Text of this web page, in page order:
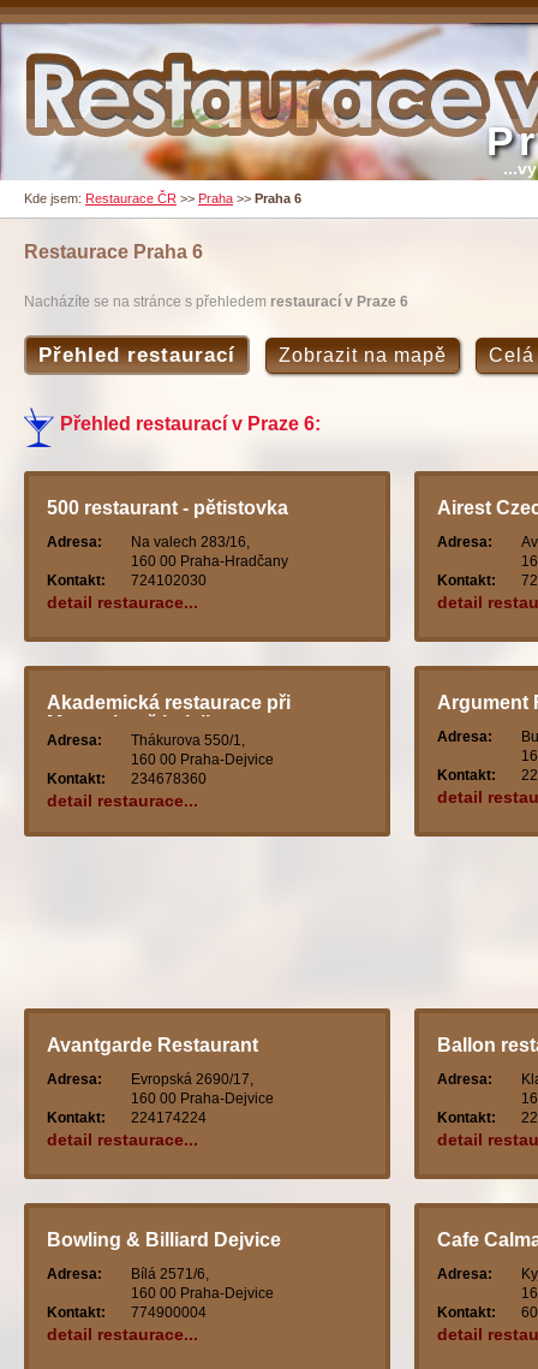
Kde jsem: Restaurace ČR >> Praha >> Praha 6
Restaurace Praha 6
Nacházíte se na stránce s přehledem restaurací v Praze 6
Přehled restaurací Zobrazit na mapě Celá
Přehled restaurací v Praze 6:
500 restaurant - pětistovka
Adresa:
Na valech 283/16,
160 00 Praha-Hradčany
Kontakt:
724102030
detail restaurace...
Airest
Adresa:
Kontakt:
detail
Akademická restaurace při
Masarykově koleji
Adresa:
Thákurova 550/1,
160 00 Praha-Dejvice
Kontakt:
234678360
detail restaurace...
Argument
Adresa:
Kontakt:
detail
Avantgarde Restaurant
Adresa:
Evropská 2690/17,
160 00 Praha-Dejvice
Kontakt:
224174224
detail restaurace...
Ballon
Adresa:
Kontakt:
detail
Bowling & Billiard Dejvice
Adresa:
Bílá 2571/6,
160 00 Praha-Dejvice
Kontakt:
774900004
detail restaurace...
Cafe
Adresa:
Kontakt:
detail